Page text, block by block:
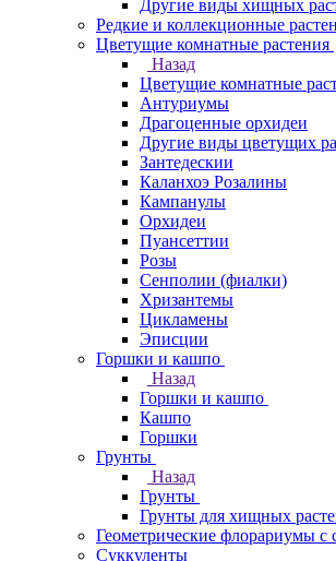
Другие виды хищных
Редкие и коллекционные
Цветущие комнатные растения
Назад
Цветущие комнатные
Антуриумы
Драгоценные орхидеи
Другие виды цветущих
Зантедескии
Каланхоэ Розалины
Кампанулы
Орхидеи
Пуансеттии
Розы
Сенполии (фиалки)
Хризантемы
Цикламены
Эписции
Горшки и кашпо
Назад
Горшки и кашпо
Кашпо
Горшки
Грунты
Назад
Грунты
Грунты для хищных
Геометрические флорариумы с
Суккуленты